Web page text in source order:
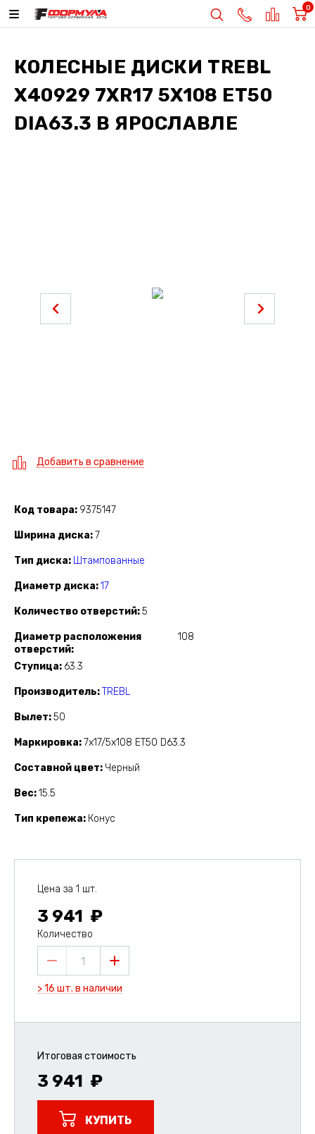
0
КОЛЕСНЫЕ ДИСКИ TREBL
X40929 7XR17 5X108 ET50
DIA63.3 В ЯРОСЛАВЛЕ
Добавить в сравнение
Код товара 9375147
Ширина диска 7
Тип диска Штампованные
Диаметр диска 17
Количество отверстий 5
Диаметр расположения
отверстий
108
Ступица 63.3
Производитель TREBL
Вылет 50
Маркировка 7x17/5x108 ET50 D63.3
Составной цвет Черный
Вес 15.5
Тип крепежа Конус
Цена за 1 шт.
3 941
Количество
1
> 16 шт. в наличии
Итоговая стоимость
3 941
КУПИТЬ